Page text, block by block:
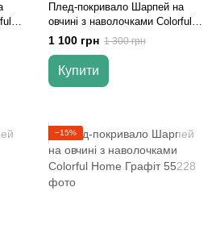
Плед-покривало Шарпей на
овчині з наволочками Colorful
Home Рожевий
1 100 грн 1 300 грн
Купити
−15%